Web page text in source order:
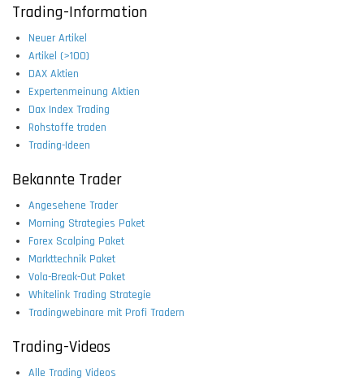
Trading-Information
Neuer Artikel
Artikel (>100)
DAX Aktien
Expertenmeinung Aktien
Dax Index Trading
Rohstoffe traden
Trading-Ideen
Bekannte Trader
Angesehene Trader
Morning Strategies Paket
Forex Scalping Paket
Markttechnik Paket
Vola-Break-Out Paket
Whitelink Trading Strategie
Tradingwebinare mit Profi Tradern
Trading-Videos
Alle Trading Videos